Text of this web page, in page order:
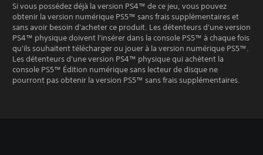
Si vous possédez déjà la version PS4™ de ce jeu, vous pouvez
obtenir la version numérique PS5™ sans frais supplémentaires et
sans avoir besoin d'acheter ce produit. Les détenteurs d'une version
PS4™ physique doivent l'insérer dans la console PS5™ à chaque fois
qu'ils souhaitent télécharger ou jouer à la version numérique PS5™.
Les détenteurs d'une version PS4™ physique qui achètent la
console PS5™ Édition numérique sans lecteur de disque ne
pourront pas obtenir la version PS5™ sans frais supplémentaires.